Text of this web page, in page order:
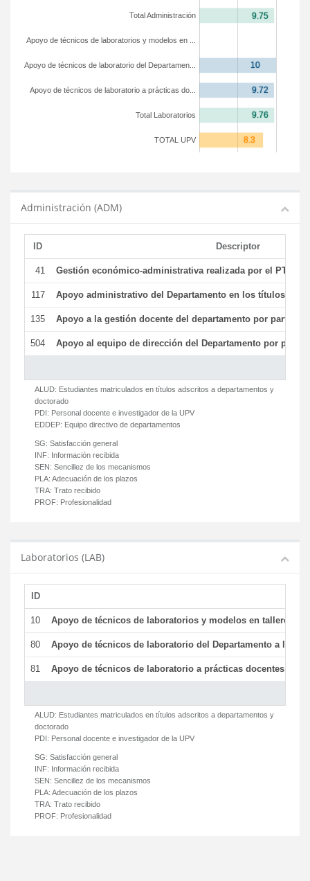
TOTAL UPV
Total Laboratorios
Apoyo de técnicos de laboratorio a prácticas do...
Apoyo de técnicos de laboratorio del Departamen...
Apoyo de técnicos de laboratorios y modelos en ...
Total Administración
Administración (ADM)
ID Descriptor
41 Gestión económico-administrativa realizada por el PTGAS
117 Apoyo administrativo del Departamento en los títulos de
135 Apoyo a la gestión docente del departamento por parte
504 Apoyo al equipo de dirección del Departamento por parte
ALUD: Estudiantes matriculados en títulos adscritos a departamentos y
doctorado
PDI: Personal docente e investigador de la UPV
EDDEP: Equipo directivo de departamentos
SG: Satisfacción general
INF: Información recibida
SEN: Sencillez de los mecanismos
PLA: Adecuación de los plazos
TRA: Trato recibido
PROF: Profesionalidad
Laboratorios (LAB)
ID
10 Apoyo de técnicos de laboratorios y modelos en talleres/
80 Apoyo de técnicos de laboratorio del Departamento a la
81 Apoyo de técnicos de laboratorio a prácticas docentes y
ALUD: Estudiantes matriculados en títulos adscritos a departamentos y
doctorado
PDI: Personal docente e investigador de la UPV
SG: Satisfacción general
INF: Información recibida
SEN: Sencillez de los mecanismos
PLA: Adecuación de los plazos
TRA: Trato recibido
PROF: Profesionalidad